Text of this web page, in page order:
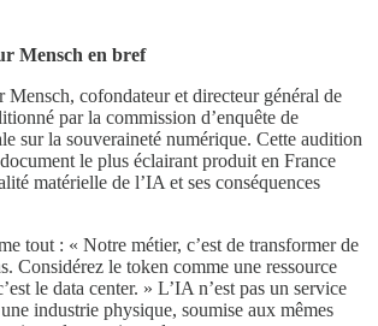
Mensch en bref
cofondateur et directeur général de
par la commission d’enquête de
sur la souveraineté numérique. Cette audition
le plus éclairant produit en France
matérielle de l’IA et ses conséquences
tout : « Notre métier, c’est de transformer de
Considérez le token comme une ressource
le data center. » L’IA n’est pas un service
industrie physique, soumise aux mêmes